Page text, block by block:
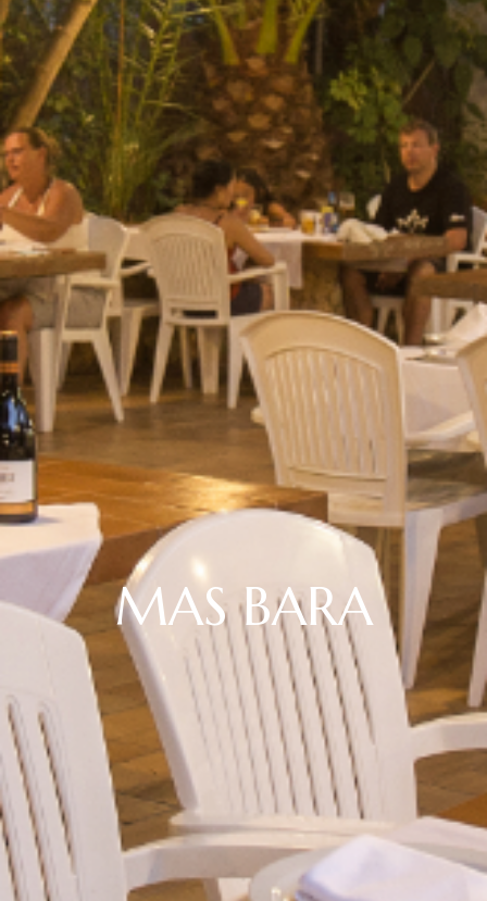
MAS BARA